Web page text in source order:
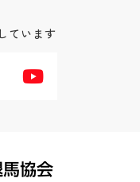
ています